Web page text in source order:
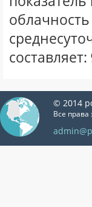
составляет:
© 2014
Все